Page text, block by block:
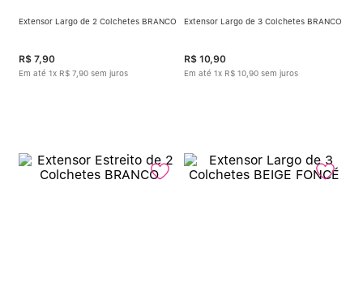
Extensor Largo de 2 Colchetes BRANCO
R$ 7,90
Em até 1x R$ 7 90 sem juros
Extensor Largo de 3 Colchetes BRANCO
R$ 10,90
Em até 1x R$ 10 90 sem juros